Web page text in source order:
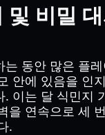
및 비밀
는 동안 많은 플
안에 있음을 인
. 이는 달 식민지
을 연속으로 세
.